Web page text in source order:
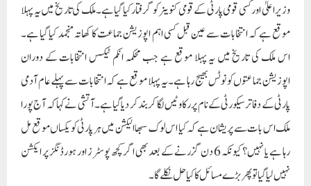
وزیر اعلیٰ اور کسی قومی پارٹی کے قومی کنوینر کو گرفتار کیا گیا ہے۔ملک کی تاریخ میں یہ پہلا
موقع ہے کہ انتخابات سے عین قبل کسی اہم اپوزیشن جماعت کا کھاتہ منجمد کیا گیا ہے۔
اس ملک کی تاریخ میں یہ پہلا موقع ہے جب محکمہ انکم ٹیکس انتخابات کے دوران
اپوزیشن جماعتوں کو نوٹس بھیج رہا ہے۔ یہ پہلا موقع ہے کہ انتخابات سے پہلے عام آدمی
پارٹی کے دفاترسیکورٹی کے نام پر رکاوٹیں لگا کر بند کر دیا گیا ہے۔آتشی نے کہا کہ آج پورا
ملک اس بات سے پریشان ہے کہ کیا اس لوک سبھا الیکشن میں ہر پارٹی کو یکساں موقع مل
رہا ہے یا نہیں؟ کیونکہ 6 دن گزرنے کے بعد بھی اگر کچھ پوسٹرز اور ہورڈنگز پر ایکشن
نہیں لیا گیا تو پھر بڑے مسائل کا کیا حل نکلے گا۔